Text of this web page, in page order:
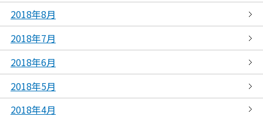
2018年8月
2018年7月
2018年6月
2018年5月
2018年4月